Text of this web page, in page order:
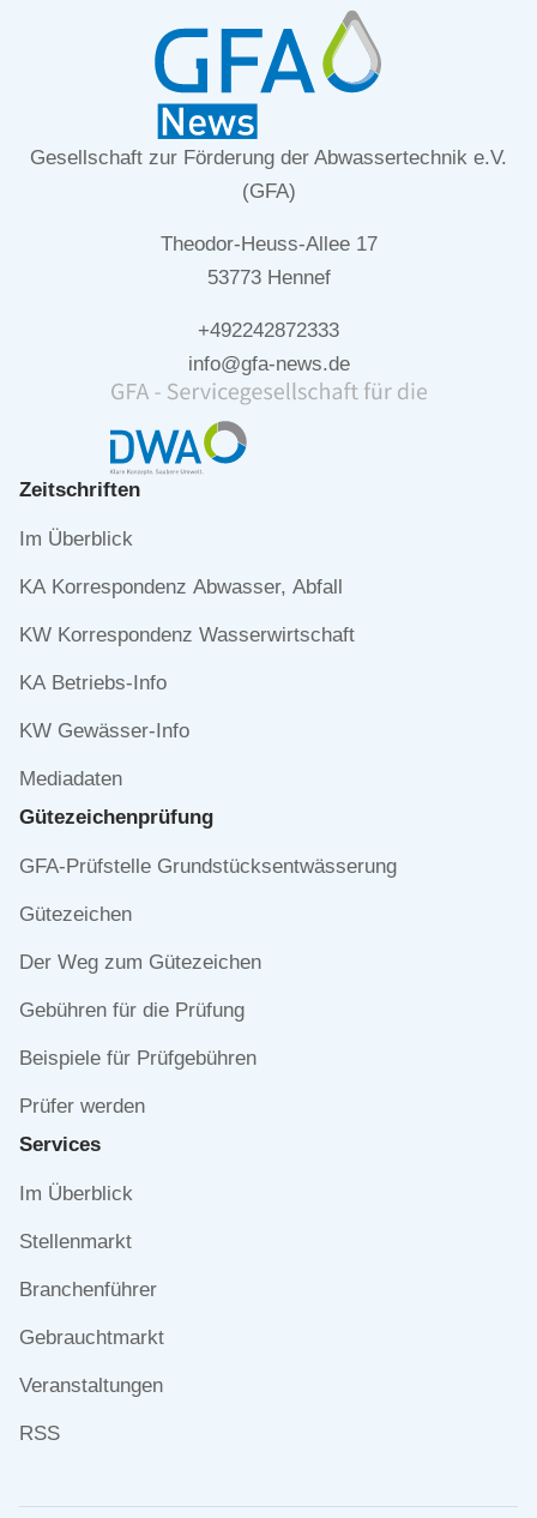
Gesellschaft zur Förderung der Abwassertechnik e.V.
(GFA)
Theodor-Heuss-Allee 17
53773 Hennef
+492242872333
info@gfa-news.de
Zeitschriften
Navigation
Im Überblick
KA Korrespondenz Abwasser, Abfall
KW Korrespondenz Wasserwirtschaft
KA Betriebs-Info
KW Gewässer-Info
Mediadaten
Gütezeichen­prüfung
Navigation
GFA-Prüfstelle Grundstücksentwässerung
Gütezeichen
Der Weg zum Gütezeichen
Gebühren für die Prüfung
Beispiele für Prüfgebühren
Prüfer werden
Services
Navigation
Im Überblick
Stellenmarkt
Branchenführer
Gebrauchtmarkt
Veranstaltungen
RSS